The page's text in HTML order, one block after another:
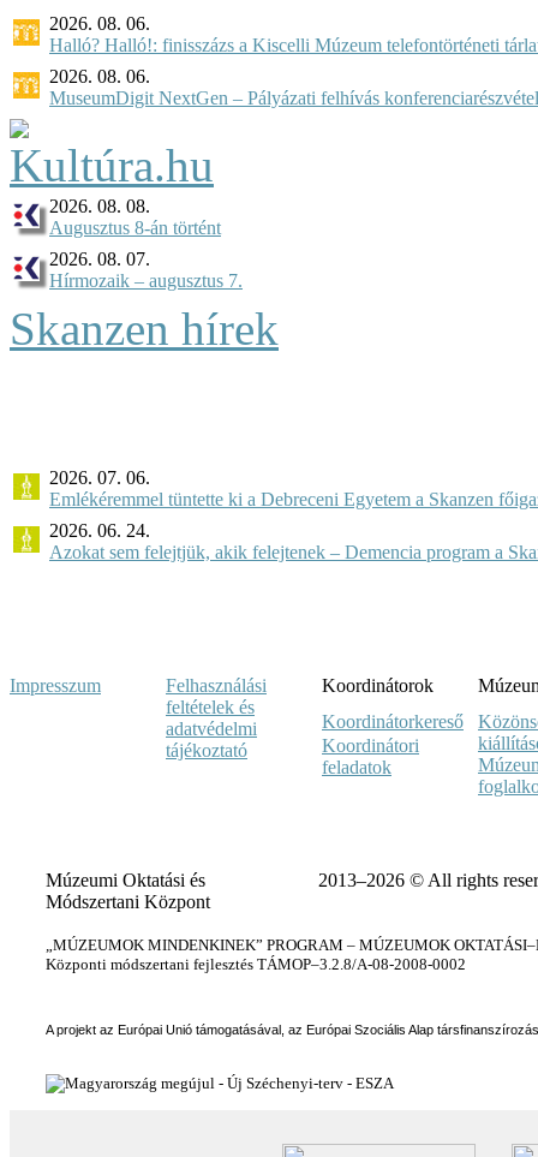
2026. 08. 06.
Halló? Halló!: finisszázs a Kiscelli Múzeum telefontörténeti
2026. 08. 06.
MuseumDigit NextGen – Pályázati felhívás
2026. 08. 08.
Augusztus 8-án történt
2026. 08. 07.
Hírmozaik – augusztus 7.
Skanzen hírek
2026. 07. 06.
Emlékéremmel tüntette ki a Debreceni Egyetem a Skanzen
2026. 06. 24.
Azokat sem felejtjük, akik felejtenek – Demencia program a
Impresszum
Felhasználási
feltételek és
adatvédelmi
tájékoztató
Koordinátorok
Koordinátorkereső
Koordinátori
feladatok
Múzeumi Oktatási és
Módszertani Központ
2013–2026 © All rights
„MÚZEUMOK MINDENKINEK” PROGRAM – MÚZEUMOK
Központi módszertani fejlesztés TÁMOP–3.2.8/A-08-2008-0002
A projekt az Európai Unió támogatásával, az Európai Szociális Alap